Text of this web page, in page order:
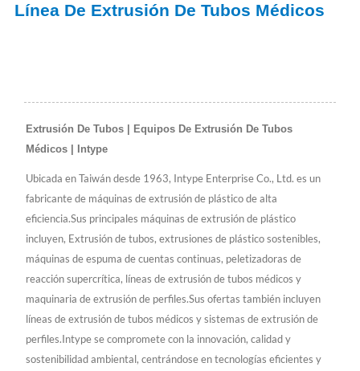
Línea De Extrusión De Tubos Médicos
Extrusión De Tubos | Equipos De Extrusión De Tubos
Médicos | Intype
Ubicada en Taiwán desde 1963, Intype Enterprise Co., Ltd. es un
fabricante de máquinas de extrusión de plástico de alta
eficiencia.Sus principales máquinas de extrusión de plástico
incluyen, Extrusión de tubos, extrusiones de plástico sostenibles,
máquinas de espuma de cuentas continuas, peletizadoras de
reacción supercrítica, líneas de extrusión de tubos médicos y
maquinaria de extrusión de perfiles.Sus ofertas también incluyen
líneas de extrusión de tubos médicos y sistemas de extrusión de
perfiles.Intype se compromete con la innovación, calidad y
sostenibilidad ambiental, centrándose en tecnologías eficientes y